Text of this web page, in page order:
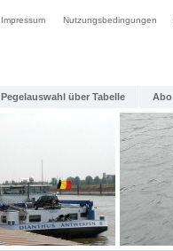
Impressum Nutzungsbedingungen
Pegelauswahl über Tabelle Abo